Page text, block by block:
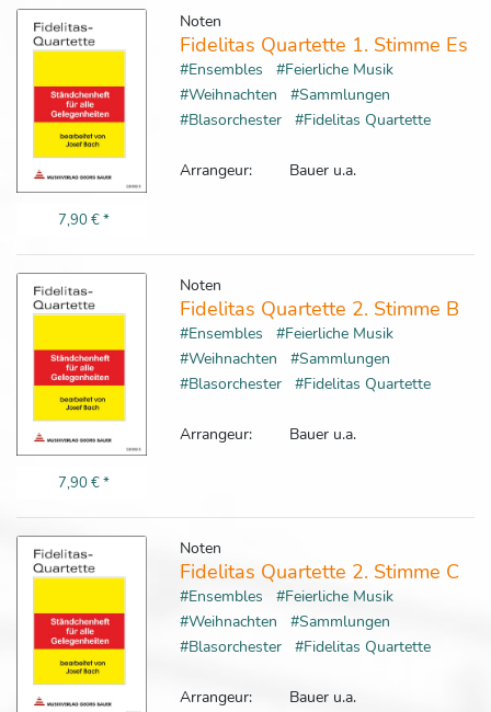
7,90 €*
Noten
Fidelitas Quartette 1. Stimme Es
#Ensembles
#Feierliche Musik
#Weihnachten
#Sammlungen
#Blasorchester
#Fidelitas Quartette
Arrangeur: Bauer u.a.
7,90 €*
Noten
Fidelitas Quartette 2. Stimme B
#Ensembles
#Feierliche Musik
#Weihnachten
#Sammlungen
#Blasorchester
#Fidelitas Quartette
Arrangeur: Bauer u.a.
Noten
Fidelitas Quartette 2. Stimme C
#Ensembles
#Feierliche Musik
#Weihnachten
#Sammlungen
#Blasorchester
#Fidelitas Quartette
Arrangeur: Bauer u.a.